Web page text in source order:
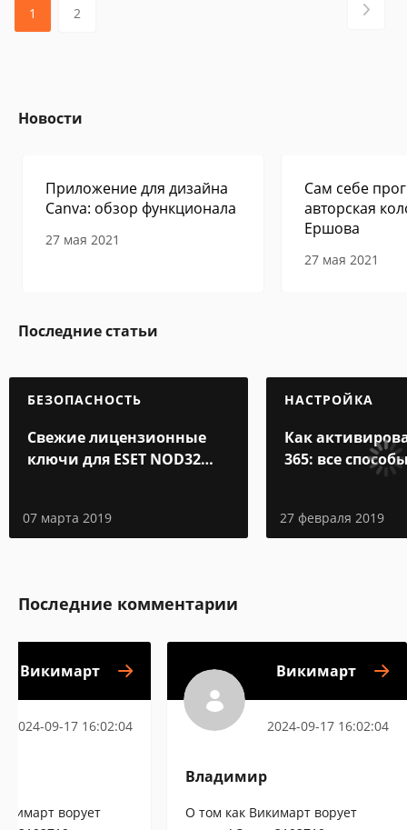
1 2
Новости
Приложение для дизайна
Canva: обзор функционала
27 мая 2021
Сам себе
авторская
Ершова
27 мая 2021
Последние статьи
БЕЗОПАСНОСТЬ
Свежие лицензионные
ключи для ESET NOD32
07 марта 2019
НАСТРОЙКА
Как
365: все
27 февраля 2019
Последние комментарии
Викимарт
2024-09-17 16:02:04
ворует
Викимарт
2024-09-17 16:02:04
Владимир
О том как Викимарт ворует